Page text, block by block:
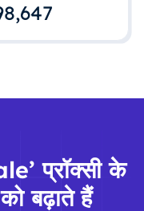
प्रॉक्सी के
बढ़ाते हैं